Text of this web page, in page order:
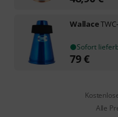
Wallace
Sofort
79€
Alle